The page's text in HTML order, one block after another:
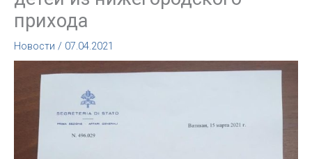
прихода
Новости / 07.04.2021